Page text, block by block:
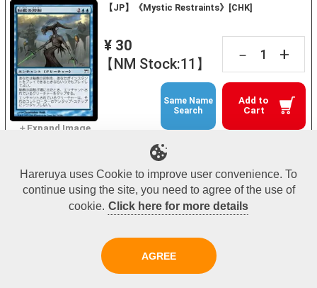
【JP】《Mystic Restraints》[CHK]
¥ 30
【NM Stock:11】
－ +
Add to
Cart
Same Name
Search
【EN】《Mystic Restraints》[CHK]
¥ 30
【NM Stock:14】
－
Same Name
Hareruya uses Cookie to improve user convenience. To
continue using the site, you need to agree of the use of
cookie. Click here for more details
AGREE